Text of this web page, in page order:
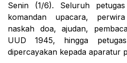
Senin (1/6). Seluruh
komandan upacara,
naskah doa, ajudan,
UUD 1945, hingga
dipercayakan kepada aparatur